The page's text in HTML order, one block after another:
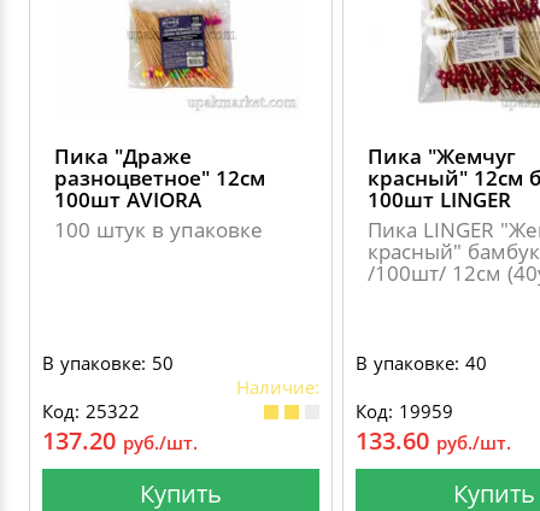
Пика "Драже
разноцветное" 12см
100шт AVIORA
100 штук в упаковке
В упаковке: 50
Наличие:
Код: 25322
137.20 руб./шт.
Купить
Пика "Жемчуг
красный" 12см
100шт LINGER
Пика LINGER
красный" бамбук
/100шт/ 12см
В упаковке: 40
Код: 19959
133.60 руб./шт.
Купить